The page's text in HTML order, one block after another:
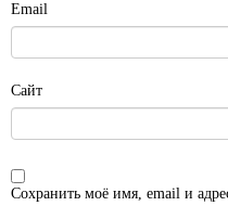
Email
Сайт
Сохранить моё имя, email и